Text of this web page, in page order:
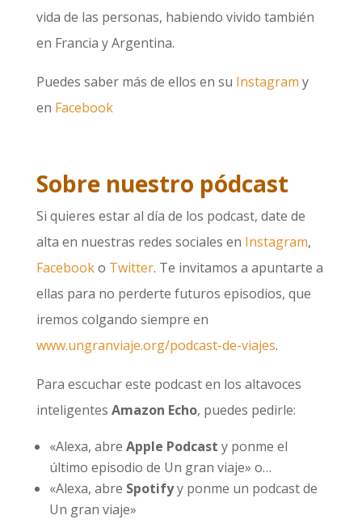
vida de las personas, habiendo vivido también
en Francia y Argentina.
Puedes saber más de ellos en su Instagram y
en Facebook
Sobre nuestro pódcast
Si quieres estar al día de los podcast, date de
alta en nuestras redes sociales en Instagram,
Facebooko Twitter. Te invitamos a apuntarte a
ellas para no perderte futuros episodios, que
iremos colgando siempre en
www.ungranviaje.org/podcast-de-viajes.
Para escuchar este podcast en los altavoces
inteligentes Amazon Echo, puedes pedirle:
«Alexa, abre Apple Podcast y ponme el
último episodio de Un gran viaje» o…
«Alexa, abre Spotifyy ponme un podcast de
Un gran viaje»